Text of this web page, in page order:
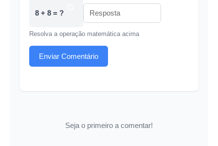
8 + 8 = ?
Resolva a operação matemática acima
Enviar Comentário
Seja o primeiro a comentar!